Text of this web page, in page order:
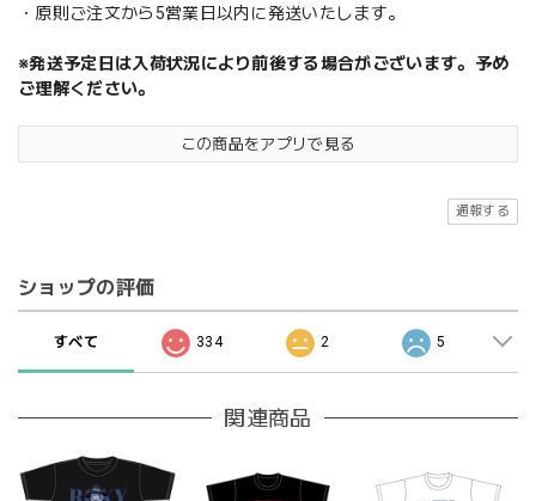
・原則ご注文から5営業日以内に発送いたします。
※発送予定日は入荷状況により前後する場合がございます。予め
ご理解ください。
この商品をアプリで見る
通報する
ショップの評価
すべて 334 2 5
関連商品